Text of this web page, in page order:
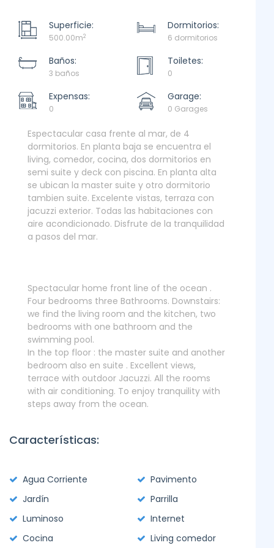
Superficie:
500.00m2
Dormitorios:
6 dormitorios
Baños:
3 baños
Toiletes:
0
Expensas:
0
Garage:
0 Garages
Espectacular casa frente al mar, de 4
dormitorios. En planta baja se encuentra el
living, comedor, cocina, dos dormitorios en
semi suite y deck con piscina. En planta alta
se ubican la master suite y otro dormitorio
tambien suite. Excelente vistas, terraza con
jacuzzi exterior. Todas las habitaciones con
aire acondicionado. Disfrute de la tranquilidad
a pasos del mar.
Spectacular home front line of the ocean .
Four bedrooms three Bathrooms. Downstairs:
we find the living room and the kitchen, two
bedrooms with one bathroom and the
swimming pool.
In the top floor : the master suite and another
bedroom also en suite . Excellent views,
terrace with outdoor Jacuzzi. All the rooms
with air conditioning. To enjoy tranquility with
steps away from the ocean.
Características:
Agua Corriente
Pavimento
Jardín
Parrilla
Luminoso
Internet
Cocina
Living comedor